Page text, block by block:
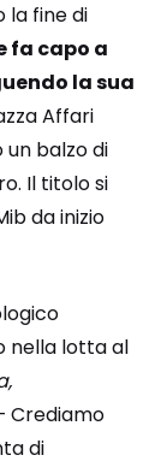
la fine di
fa capo a
la sua
Affari
un balzo di
Il titolo si
da inizio
nella lotta al
Crediamo
di